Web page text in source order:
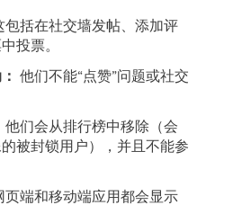
包括在社交墙发帖、添加评
投票。
他们不能“点赞”问题或社交
他们会从排行榜中移除（会
被封锁用户），并且不能参
页端和移动端应用都会显示